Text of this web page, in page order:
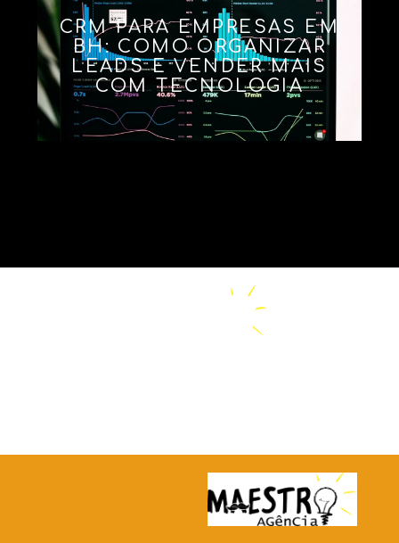
CRM PARA EMPRESAS EM
BH: COMO ORGANIZAR
LEADS E VENDER MAIS
COM TECNOLOGIA